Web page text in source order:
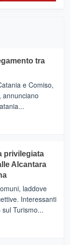
tra
e Comiso,
annunciano
privilegiata
Alcantara
laddove
Interessanti
Turismo...